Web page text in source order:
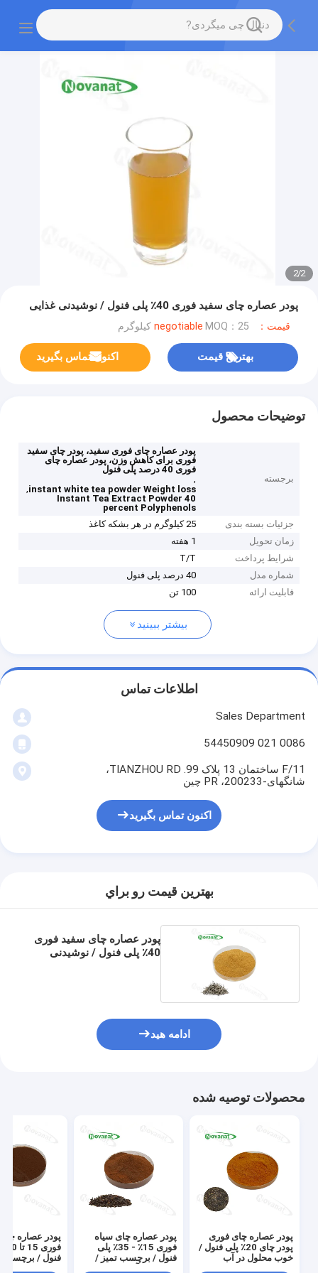
2
/
2
پودر عصاره چای سفید فوری 40٪ پلی فنول / نوشیدنی غذایی
قیمت：negotiable MOQ：25 کیلوگرم
بهترین قیمت اکنون تماس بگیرید
توضیحات محصول
برجسته
پودر عصاره چای فوری سفید، پودر چای سفید
فوری برای کاهش وزن، پودر عصاره چای
فوری 40 درصد پلی فنول
,
instant white tea powder Weight loss
,
Instant Tea Extract Powder 40
percent Polyphenols
جزئیات بسته بندی
25 کیلوگرم در هر بشکه کاغذ
زمان تحویل
1 هفته
شرایط پرداخت
T/T
شماره مدل
40 درصد پلی فنول
قابلیت ارائه
100 تن
بیشتر ببینید
اطلاعات تماس
Sales Department
0086 021 54450909
11/F ساختمان 13 پلاک 99. TIANZHOU RD،
شانگهای-200233، PR چین
اکنون تماس بگیرید
بهترين قيمت رو براي
پودر عصاره چای سفید فوری
40٪ پلی فنول / نوشیدنی
ادامه هید
محصولات توصیه شده
پودر عصاره چای فوری
پودر چای 20٪ پلی فنول /
خوب محلول در آب
پودر عصاره چای سیاه
فوری 15٪ - 35٪ پلی
فنول / برچسب تمیز /
پودر عصاره
فنول / برچسب